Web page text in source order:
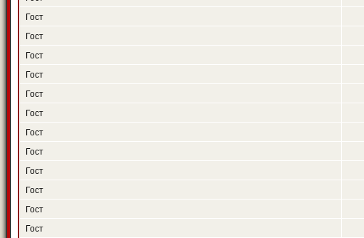
Гост
Гост
Гост
Гост
Гост
Гост
Гост
Гост
Гост
Гост
Гост
Гост